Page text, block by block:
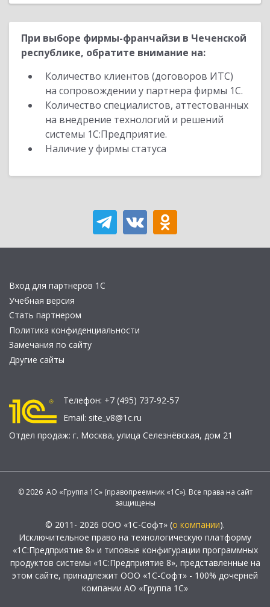
При выборе фирмы-франчайзи в Чеченской
республике, обратите внимание на:
Количество клиентов (договоров ИТС)
на сопровождении у партнера фирмы 1С.
Количество специалистов, аттестованных
на внедрение технологий и решений
системы 1С:Предприятие.
Наличие у фирмы статуса
Вход для партнеров 1С
Учебная версия
Стать партнером
Политика конфиденциальности
Замечания по сайту
Другие сайты
Телефон: +7 (495) 737-92-57
Email: site_v8@1c.ru
Отдел продаж: г. Москва, улица Селезнёвская, дом 21
© 2026 АО «Группа 1С» (правопреемник «1С»). Все права на сайт
защищены
© 2011- 2026 ООО «1С-Софт» (о компании).
Исключительное право на технологическую платформу
«1С:Предприятие 8» и типовые конфигурации программных
продуктов системы «1С:Предприятие 8», представленные на
этом сайте, принадлежит ООО «1С-Софт» - 100% дочерней
компании АО «Группа 1С»